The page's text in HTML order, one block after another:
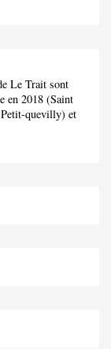
Le Trait sont
en 2018 (Saint
quevilly) et